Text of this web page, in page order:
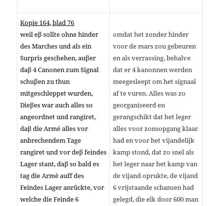
Kopie 164, blad 76
weil eβ sollte ohne hinder
des Marches und als ein
Surpris geschehen, auβer
daβ 4 Canonen zum Signal
schuβen zu thun
mitgeschleppet wurden,
Dieβes war auch alles so
angeordnet und rangiret,
daβ die Armé alles vor
anbrechendem Tage
rangiret und vor deβ feindes
Lager stant, daβ so bald es
tag die Armè auff des
Feindes Lager anrückte, vor
welche die Feinde 6
omdat het zonder hinder
voor de mars zou gebeuren
en als verrassing, behalve
dat er 4 kanonnen werden
meegesleept om het signaal
af te vuren. Alles was zo
georganiseerd en
gerangschikt dat het leger
alles voor zonsopgang klaar
had en voor het vijandelijk
kamp stond, ​​dat zo snel als
het leger naar het kamp van
de vijand oprukte, de vijand
6 vrijstaande schansen had
gelegd, die elk door 600 man